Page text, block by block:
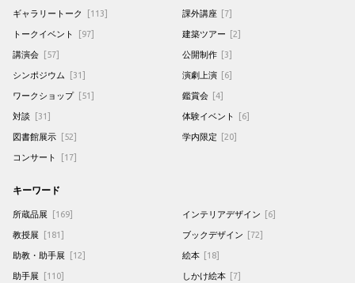
ギャラリートーク [113]
トークイベント [97]
講演会 [57]
シンポジウム [31]
ワークショップ [51]
対談 [31]
図書館展示 [52]
コンサート [17]
課外講座 [7]
建築ツアー [2]
公開制作 [3]
演劇上演 [6]
鑑賞会 [4]
体験イベント [6]
学内限定 [20]
キーワード
所蔵品展 [169]
教授展 [181]
助教・助手展 [12]
助手展 [110]
インテリアデザイン [6]
ブックデザイン [72]
絵本 [18]
しかけ絵本 [7]